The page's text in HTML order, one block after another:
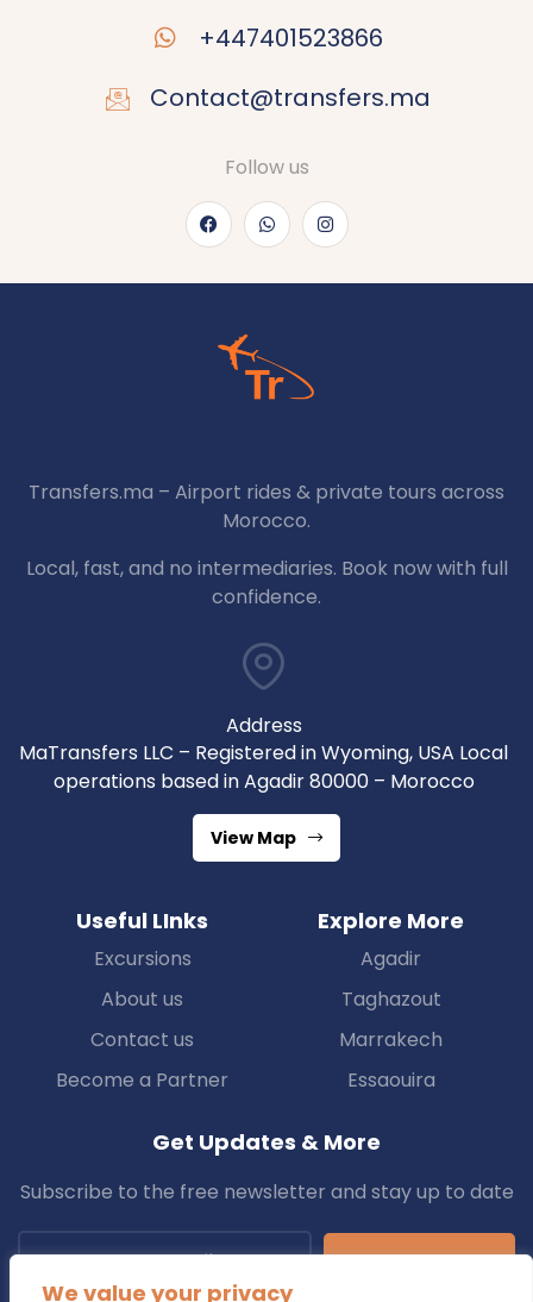
We value your privacy
+447401523866
Contact@transfers.ma
Follow us
Transfers.ma – Airport rides & private tours across
Morocco.
Local, fast, and no intermediaries. Book now with full
confidence.
Address
MaTransfers LLC – Registered in Wyoming, USA Local
operations based in Agadir 80000 – Morocco
View Map
Useful LInks
Excursions
About us
Contact us
Become a Partner
Explore More
Agadir
Taghazout
Marrakech
Essaouira
Get Updates & More
Subscribe to the free newsletter and stay up to date